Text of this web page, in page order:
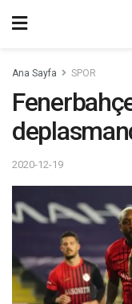
Ana Sayfa SPOR
2020-12-19